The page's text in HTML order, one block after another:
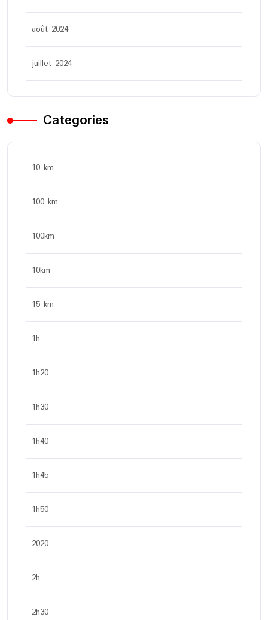
août 2024
juillet 2024
Categories
10 km
100 km
100km
10km
15 km
1h
1h20
1h30
1h40
1h45
1h50
2020
2h
2h30